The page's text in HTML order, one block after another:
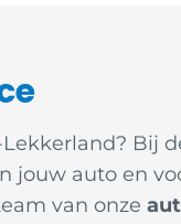
Bij
jouw auto en
van onze